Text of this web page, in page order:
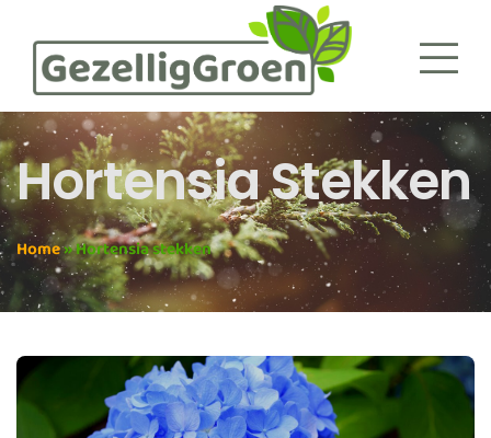
Hortensia Stekken
Home»Hortensia stekken